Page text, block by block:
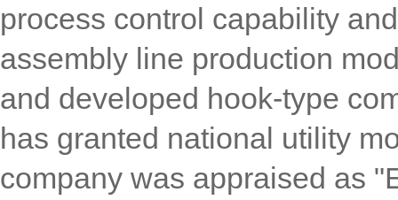
process control capability
assembly line production
and developed hook-type
has granted national utility
company was appraised as